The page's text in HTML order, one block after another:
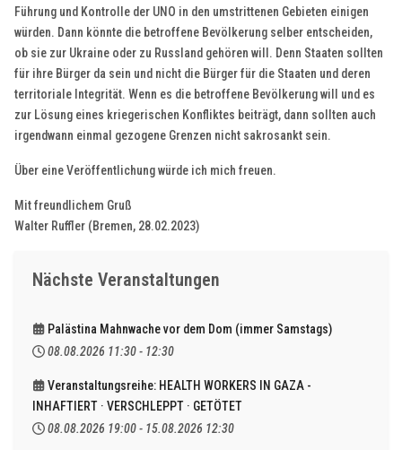
Führung und Kontrolle der UNO in den umstrittenen Gebieten einigen
würden. Dann könnte die betroffene Bevölkerung selber entscheiden,
ob sie zur Ukraine oder zu Russland gehören will. Denn Staaten sollten
für ihre Bürger da sein und nicht die Bürger für die Staaten und deren
territoriale Integrität. Wenn es die betroffene Bevölkerung will und es
zur Lösung eines kriegerischen Konfliktes beiträgt, dann sollten auch
irgendwann einmal gezogene Grenzen nicht sakrosankt sein.
Über eine Veröffentlichung würde ich mich freuen.
Mit freundlichem Gruß
Walter Ruffler (Bremen, 28.02.2023)
Nächste Veranstaltungen
Palästina Mahnwache vor dem Dom (immer Samstags)
08.08.2026 11:30 - 12:30
Veranstaltungsreihe: HEALTH WORKERS IN GAZA -
INHAFTIERT · VERSCHLEPPT · GETÖTET
08.08.2026 19:00 - 15.08.2026 12:30